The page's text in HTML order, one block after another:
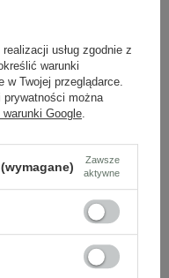
jakości i mody.
do wielu stylizacji.
i wysyłamy w 24h.
usług zgodnie z
warunki
Twojej przeglądarce.
prywatności można
Google
Zawsze
aktywne